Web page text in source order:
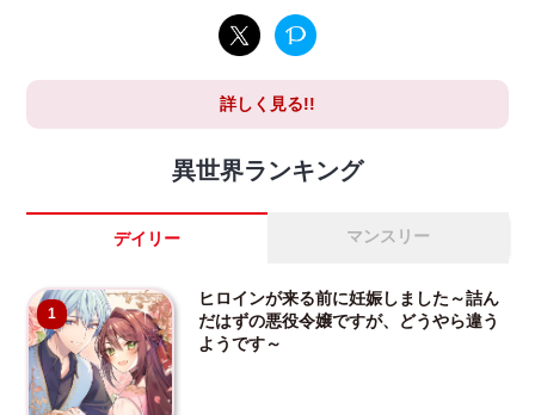
詳しく見る!!
異世界ランキング
デイリー マンスリー
1
ヒロインが来る前に妊娠しました～詰ん
だはずの悪役令嬢ですが、どうやら違う
ようです～